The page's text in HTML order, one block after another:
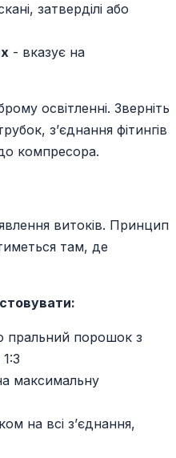
затверділі або
- вказує на
освітленні. Зверніть
з’єднання фітингів
компресора.
витоків. Принцип
там, де
пральний порошок з
максимальну
на всі з’єднання,